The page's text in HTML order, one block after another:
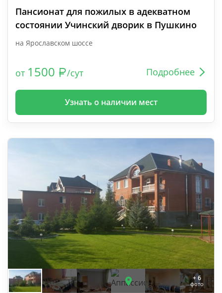
Пансионат для пожилых в адекватном
состоянии Учинский дворик в Пушкино
на Ярославском шоссе
от 1500 /сут Подробнее
Узнать о наличии мест
+ 6
фото